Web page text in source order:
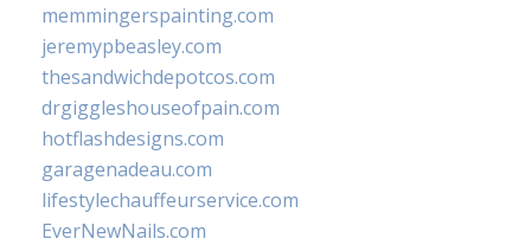
memmingerspainting.com
jeremypbeasley.com
thesandwichdepotcos.com
drgiggleshouseofpain.com
hotflashdesigns.com
garagenadeau.com
lifestylechauffeurservice.com
EverNewNails.com